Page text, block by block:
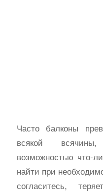
Часто балконы
всякой
возможностью что-
найти при
согласитесь,